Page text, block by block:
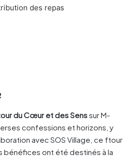
des repas
du Cœur et des Senssur M-
confessions et horizons, y
avec SOS Village, ce ftour
bénéfices ont été destinés à la